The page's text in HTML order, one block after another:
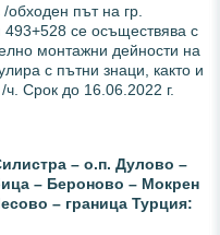
път на гр.
493+528 се осъществява с
монтажни дейности на
с пътни знаци, както и
ч. Срок до 16.06.2022 г.
– о.п. Дулово –
– Бероново – Мокрен
– граница Турция: